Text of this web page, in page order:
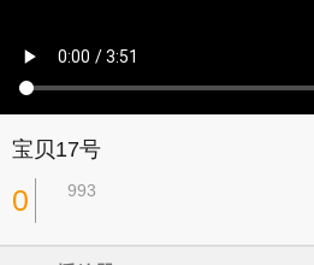
宝贝17号
0 993